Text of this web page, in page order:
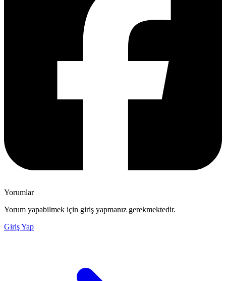
Yorumlar
Yorum yapabilmek için giriş yapmanız gerekmektedir.
Giriş Yap